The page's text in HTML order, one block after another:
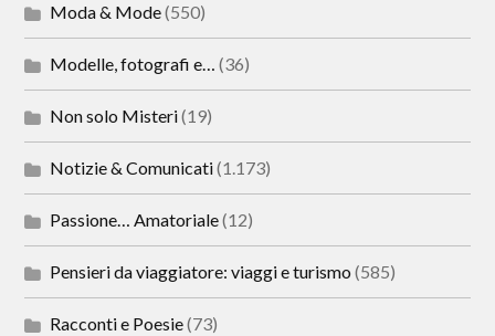
Moda & Mode(550)
Modelle, fotografi e… (36)
Non solo Misteri(19)
Notizie & Comunicati(1.173)
Passione… Amatoriale(12)
Pensieri da viaggiatore: viaggi e turismo (585)
Racconti e Poesie(73)